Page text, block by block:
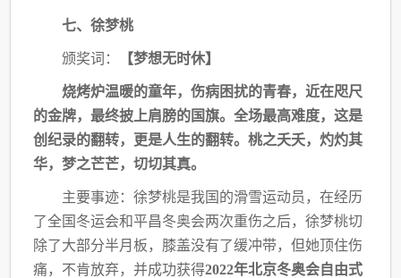
七、徐梦桃
颁奖词： 【梦想无时休】
烧烤炉温暖的童年，伤病困扰的青春，近在咫尺
的金牌，最终披上肩膀的国旗。全场最高难度，这是
创纪录的翻转，更是人生的翻转。桃之夭夭，灼灼其
华，梦之芒芒，切切其真。
主要事迹：徐梦桃是我国的滑雪运动员，在经历
了全国冬运会和平昌冬奥会两次重伤之后，徐梦桃切
除了大部分半月板，膝盖没有了缓冲带，但她顶住伤
痛，不肯放弃，并成功获得2022年北京冬奥会自由式